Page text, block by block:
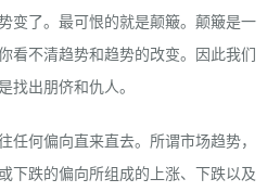
变了。最可恨的就是颠簸。颠簸是一
看不清趋势和趋势的改变。因此我们
找出朋侪和仇人。
任何偏向直来直去。所谓市场趋势，
下跌的偏向所组成的上涨、下跌以及